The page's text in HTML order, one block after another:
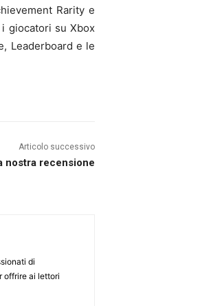
Rarity e
giocatori su Xbox
Leaderboard e le
Articolo successivo
nostra recensione
di
offrire ai lettori